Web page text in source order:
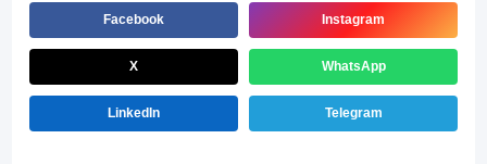
Facebook Instagram
X WhatsApp
LinkedIn Telegram